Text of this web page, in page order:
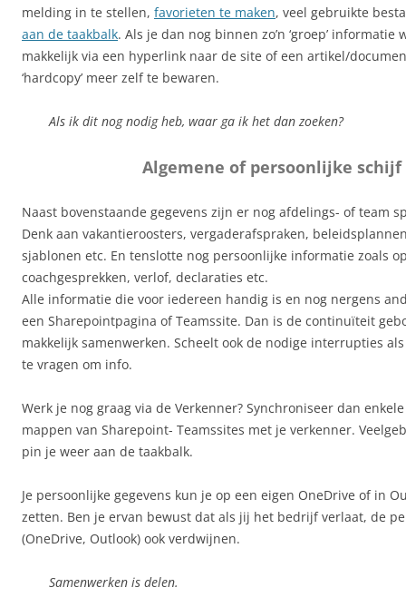
melding in te stellen, favorieten te maken, veel gebruikte
aan de taakbalk. Als je dan nog binnen zo’n ‘groep’
makkelijk via een hyperlink naar de site of een artikel/
‘hardcopy’ meer zelf te bewaren.
Als ik dit nog nodig heb, waar ga ik het dan zoeken?
Algemene of persoonlijke schijf
Naast bovenstaande gegevens zijn er nog afdelings- of team
Denk aan vakantieroosters, vergaderafspraken,
sjablonen etc. En tenslotte nog persoonlijke informatie zoals
coachgesprekken, verlof, declaraties etc.
Alle informatie die voor iedereen handig is en nog nergens
een Sharepointpagina of Teamssite. Dan is de continuïteit
makkelijk samenwerken. Scheelt ook de nodige interrupties
te vragen om info.
Werk je nog graag via de Verkenner? Synchroniseer dan
mappen van Sharepoint- Teamssites met je verkenner. V
pin je weer aan de taakbalk.
Je persoonlijke gegevens kun je op een eigen OneDrive of in
zetten. Ben je ervan bewust dat als jij het bedrijf verlaat, de
(OneDrive, Outlook) ook verdwijnen.
Samenwerken is delen.